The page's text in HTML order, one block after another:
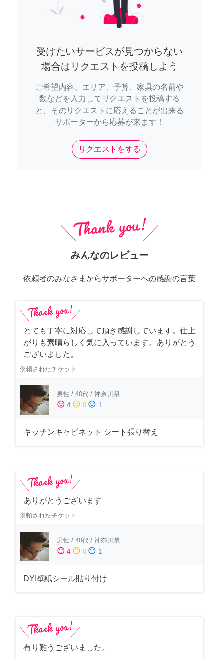
受けたいサービスが見つからない
場合はリクエストを投稿しよう
ご希望内容、エリア、予算、家具の名前や
数などを入力してリクエストを投稿する
と、そのリクエストに応えることが出来る
サポーターから応募が来ます！
リクエストをする
みんなのレビュー
依頼者のみなさまからサポーターへの感謝の言葉
とても丁寧に対応して頂き感謝しています。仕上
がりも素晴らしく気に入っています。ありがとう
ございました。
依頼されたチケット
男性 / 40代 / 神奈川県
sentiment_satisfied 4 sentiment_neutral 0 sentiment_dissatisfied 1
キッチンキャビネット シート張り替え
ありがとうございます
依頼されたチケット
男性 / 40代 / 神奈川県
sentiment_satisfied 4 sentiment_neutral 0 sentiment_dissatisfied 1
DYI壁紙シール貼り付け
有り難うございました。